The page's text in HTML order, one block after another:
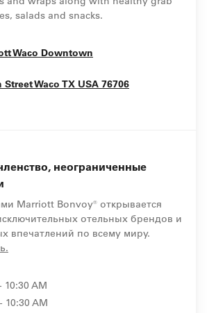
salads and snacks.
Waco Downtown
StreetWaco TX USA 76706Opens In New
неограниченные
Marriott Bonvoy® открывается
отельных брендов и
впечатлений по всему миру.
10:30 AM
10:30 AM